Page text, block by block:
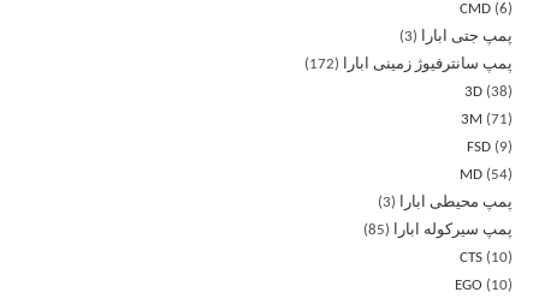
CMD 6
پمپ جتی ابارا
3
پمپ سانترفیوژ زمینی ابارا
172
3D 38
3M
71
FSD
9
MD
54
پمپ محیطی ابارا
3
پمپ سیرکوله ابارا
85
CTS
10
EGO
10